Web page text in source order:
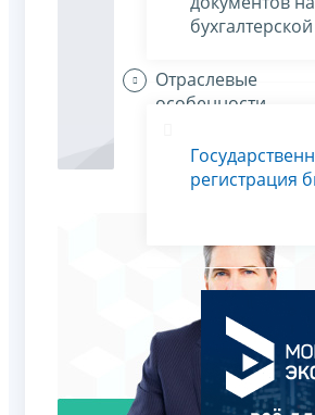
налоги
Отраслевые
особенности
регистрация